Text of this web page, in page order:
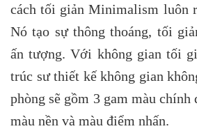
cách tối giản Minimalism luôn
Nó tạo sự thông thoáng, tối
ấn tượng. Với không gian tối
trúc sư thiết kế không gian
phòng sẽ gồm 3 gam màu chính
màu nền và màu điểm nhấn.